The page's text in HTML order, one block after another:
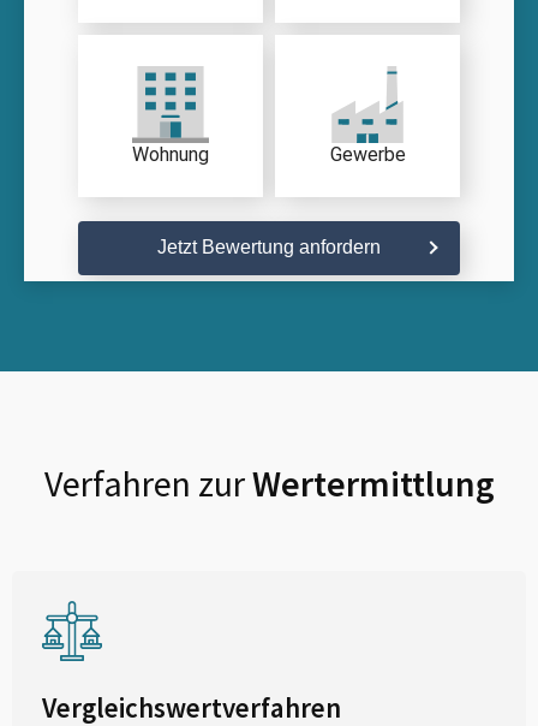
Wohnung Gewerbe
Jetzt Bewertung anfordern
Verfahren zurWertermittlung
Vergleichswertverfahren